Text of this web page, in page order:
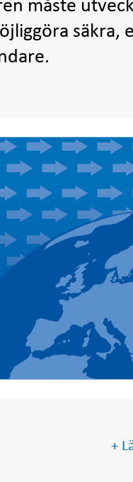
måste
säkra,
+